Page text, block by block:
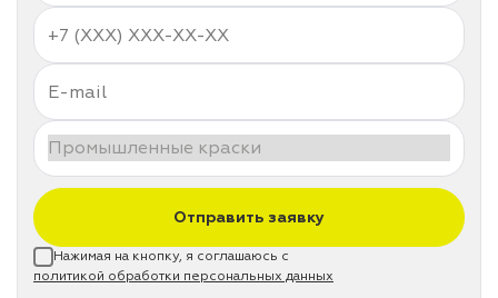
Отправить заявку
Нажимая на кнопку, я соглашаюсь с
политикой обработки персональных данных